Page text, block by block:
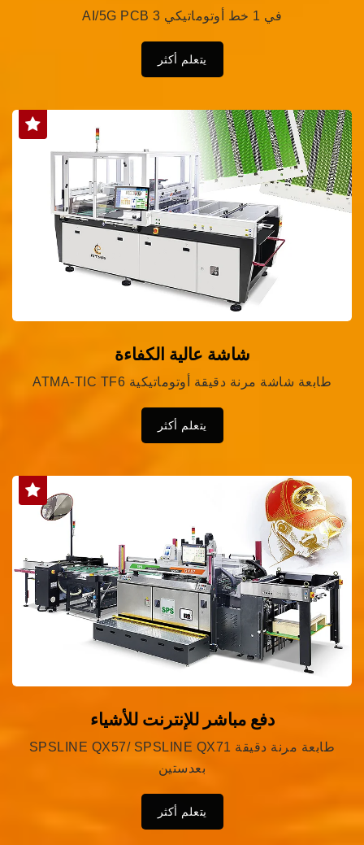
AI/5G PCB 3 في 1 خط أوتوماتيكي
يتعلم أكثر
شاشة عالية الكفاءة
ATMA-TIC TF6 طابعة شاشة مرنة دقيقة أوتوماتيكية
يتعلم أكثر
دفع مباشر للإنترنت للأشياء
SPSLINE QX57/ SPSLINE QX71 طابعة مرنة دقيقة
بعدستين
يتعلم أكثر